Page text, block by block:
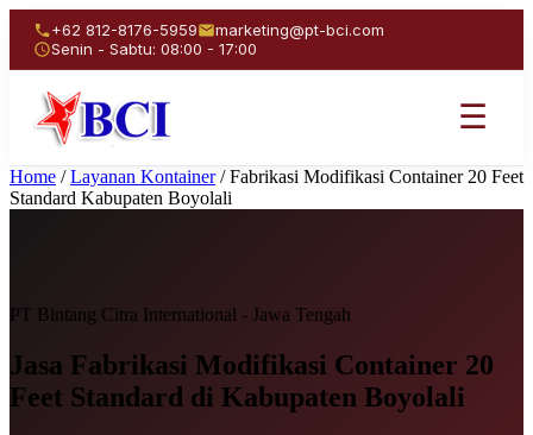
+62 812-8176-5959
marketing@pt-bci.com
Senin - Sabtu: 08:00 - 17:00
☰
Home / Layanan Kontainer / Fabrikasi Modifikasi Container 20 Feet
Standard Kabupaten Boyolali
PT Bintang Citra International - Jawa Tengah
Jasa Fabrikasi Modifikasi Container 20
Feet Standard di Kabupaten Boyolali